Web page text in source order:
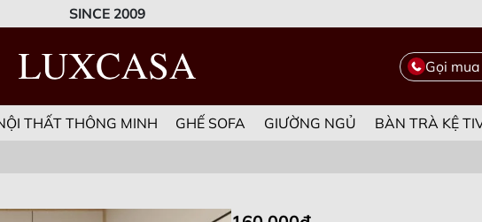
SINCE 2009
THẤT THÔNG MINH GHẾ SOFA GIƯỜNG NGỦ BÀN TRÀ KỆ
Gọi